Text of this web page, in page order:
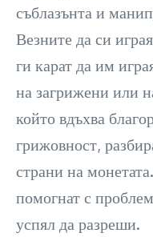
съблазънта и
Везните да си
ги карат да им
на загрижени или
който вдъхва
грижовност,
страни на
помогнат с
успял да разреши.